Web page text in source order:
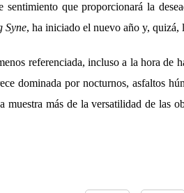
sentimiento que proporcionará la
Syne, ha iniciado el nuevo año y,
referenciada, incluso a la hora de
dominada por nocturnos, asfaltos
muestra más de la versatilidad de las